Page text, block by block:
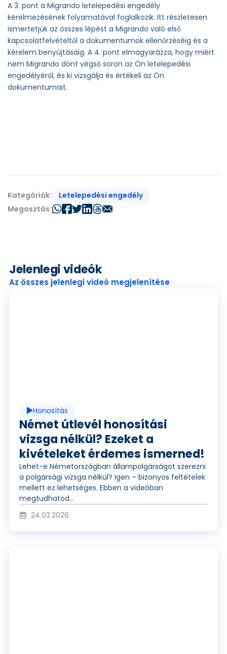
A 3. pont a Migrando letelepedési engedély
kérelmezésének folyamatával foglalkozik. Itt részletesen
ismertetjük az összes lépést a Migrando való első
kapcsolatfelvételtől a dokumentumok ellenőrzéséig és a
kérelem benyújtásáig. A 4. pont elmagyarázza, hogy miért
nem Migrando dönt végső soron az Ön letelepedési
engedélyéről, és ki vizsgálja és értékeli az Ön
dokumentumait.
Kategóriák:
Letelepedési engedély
Megosztás:
Jelenlegi videók
Az összes jelenlegi videó megjelenítése
e
ó
l
Honosítás
Német útlevél honosítási
vizsga nélkül? Ezeket a
kivételeket érdemes ismerned!
Lehet-e Németországban állampolgárságot szerezni
a polgársági vizsga nélkül? Igen – bizonyos feltételek
mellett ez lehetséges. Ebben a videóban
megtudhatod...
24.03.2026